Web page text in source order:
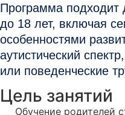
Программа подходит
до 18 лет, включая
особенностями
аутистический
или поведенческие
Цель занятий
Обучение родителей